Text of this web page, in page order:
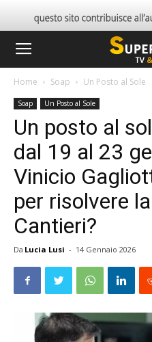
Home Soap Un Posto al Sole
Soap Un Posto al Sole
Un posto al
dal 19 al 23
Vinicio
per risolvere
Cantieri?
Da Lucia Lusi - 14 Gennaio 2026